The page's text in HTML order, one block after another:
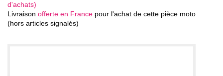
d'achats)
Livraison offerte en France pour l'achat de cette pièce moto
(hors articles signalés)